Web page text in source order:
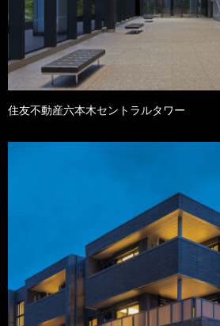
住友不動産六本木セントラルタワー